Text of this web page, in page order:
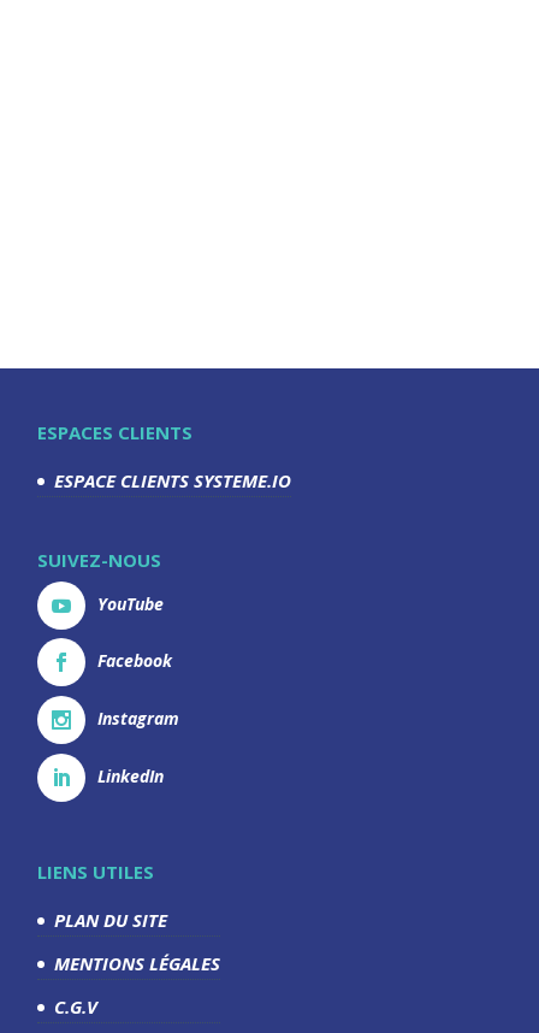
ESPACES CLIENTS
ESPACE CLIENTS SYSTEME.IO
SUIVEZ-NOUS
YouTube
Facebook
Instagram
LinkedIn
LIENS UTILES
PLAN DU SITE
MENTIONS LÉGALES
C.G.V